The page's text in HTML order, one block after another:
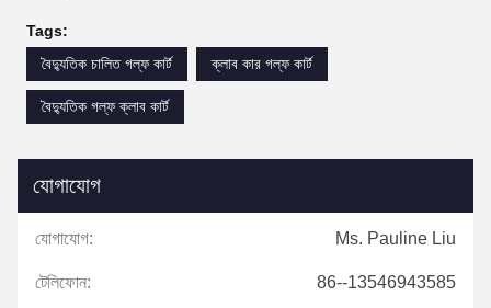
Tags:
বৈদ্যুতিক চালিত গল্ফ কার্ট
ক্লাব কার গল্ফ কার্ট
বৈদ্যুতিক গল্ফ ক্লাব কার্ট
যোগাযোগ
যোগাযোগ: Ms. Pauline Liu
টেলিফোন: 86--13546943585